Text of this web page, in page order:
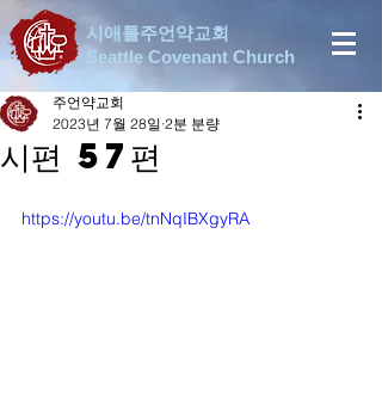
시애틀주언약교회
Seattle Covenant Church
시편 57편
주언약교회
2023년 7월 28일 2분 분량
https://youtu.be/tnNqIBXgyRA